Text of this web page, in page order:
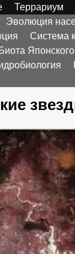
Террариум
Эволюция
Система
Биота